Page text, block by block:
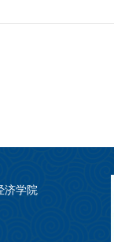
济学院